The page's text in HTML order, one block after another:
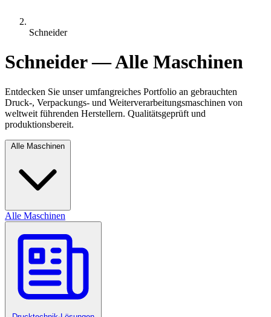
Schneider
Schneider — Alle Maschinen
Entdecken Sie unser umfangreiches Portfolio an gebrauchten
Druck-, Verpackungs- und Weiterverarbeitungsmaschinen von
weltweit führenden Herstellern. Qualitätsgeprüft und
produktionsbereit.
Alle Maschinen
Alle Maschinen